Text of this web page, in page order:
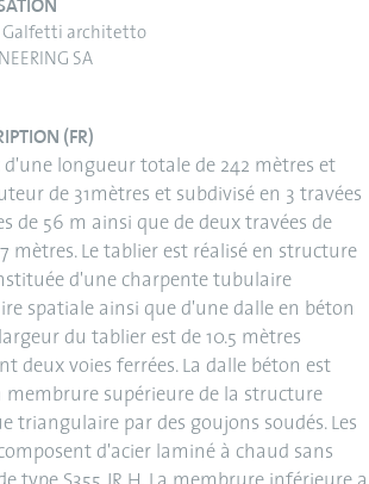
Galfetti architetto
SA
(FR)
d'une longueur totale de 242 mètres et
de 31mètres et subdivisé en 3 travées
de 56 m ainsi que de deux travées de
mètres. Le tablier est réalisé en structure
d'une charpente tubulaire
spatiale ainsi que d'une dalle en béton
du tablier est de 10.5 mètres
deux voies ferrées. La dalle béton est
membrure supérieure de la structure
triangulaire par des goujons soudés. Les
d'acier laminé à chaud sans